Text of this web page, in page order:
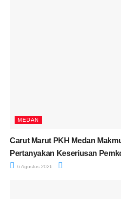
MEDAN
Carut Marut PKH Medan
Pertanyakan Keseriusan
6 Agustus 2026